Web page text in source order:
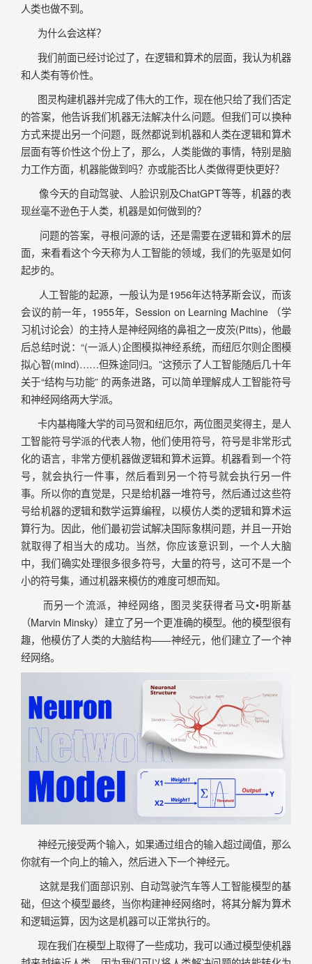
人类也做不到。
为什么会这样？
我们前面已经讨论过了，在逻辑和算术的层面，我认为机器
和人类有等价性。
图灵构建机器并完成了伟大的工作，现在他只给了我们否定
的答案，他告诉我们机器无法解决什么问题。但我们可以换种
方式来提出另一个问题，既然都说到机器和人类在逻辑和算术
层面有等价性这个份上了，那么，人类能做的事情，特别是脑
力工作方面，机器能做到吗？亦或能否比人类做得更快更好？
像今天的自动驾驶、人脸识别及ChatGPT等等，机器的表
现丝毫不逊色于人类，机器是如何做到的？
问题的答案，寻根问源的话，还是需要在逻辑和算术的层
面，来看看这个今天称为人工智能的领域，我们的先驱是如何
起步的。
人工智能的起源，一般认为是1956年达特茅斯会议，而该
会议的前一年，1955年，Session on Learning Machine （学
习机讨论会）的主持人是神经网络的鼻祖之一皮茨(Pitts)，他最
后总结时说：“(一派人)企图模拟神经系统，而纽厄尔则企图模
拟心智(mind)……但殊途同归。”这预示了人工智能随后几十年
关于“结构与功能” 的两条进路，可以简单理解成人工智能符号
和神经网络两大学派。
卡内基梅隆大学的司马贺和纽厄尔，两位图灵奖得主，是人
工智能符号学派的代表人物，他们使用符号，符号是非常形式
化的语言，非常方便机器做逻辑和算术运算。机器看到一个符
号，就会执行一件事，然后看到另一个符号就会执行另一件
事。所以你的直觉是，只是给机器一堆符号，然后通过这些符
号给机器的逻辑和数学运算编程，以模仿人类的逻辑和算术运
算行为。因此，他们最初尝试解决国际象棋问题，并且一开始
就取得了相当大的成功。当然，你应该意识到，一个人大脑
中，我们确实处理很多很多符号，大量的符号，这可不是一个
小的符号集，通过机器来模仿的难度可想而知。
而另一个流派，神经网络，图灵奖获得者马文•明斯基
（Marvin Minsky）建立了另一个更准确的模型。他的模型很有
趣，他模仿了人类的大脑结构——神经元，他们建立了一个神
经网络。
神经元接受两个输入，如果通过组合的输入超过阈值，那么
你就有一个向上的输入，然后进入下一个神经元。
这就是我们面部识别、自动驾驶汽车等人工智能模型的基
础，但这个模型最终，当你构建神经网络时，将其分解为算术
和逻辑运算，因为这是机器可以正常执行的。
现在我们在模型上取得了一些成功，我可以通过模型使机器